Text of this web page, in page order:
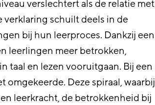
verslechtert als de relatie met
verklaring schuilt deels in de
bij hun leerproces. Dankzij een
leerlingen meer betrokken,
taal en lezen vooruitgaan. Bij een
omgekeerde. Deze spiraal, waarbij
leerkracht, de betrokkenheid bij